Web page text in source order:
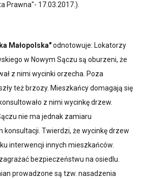
Prawna"- 17.03.2017.).
Małopolska"odnotowuje: Lokatorzy
w Nowym Sączu są oburzeni, że
z nimi wycinki orzecha. Poza
też brzozy. Mieszkańcy domagają się
z nimi wycinkę drzew.
nie ma jednak zamiaru
konsultacji. Twierdzi, że wycinkę drzew
interwencji innych mieszkańców.
bezpieczeństwu na osiedlu.
prowadzone są tzw. nasadzenia